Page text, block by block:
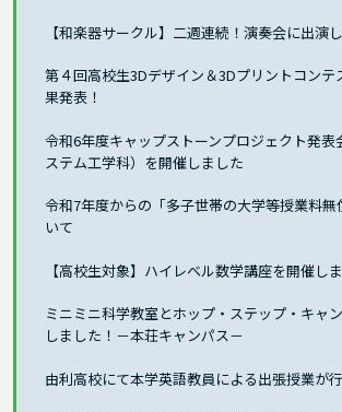
【和楽器サークル】二週連続！演奏会に出演
第４回高校生3Dデザイン＆3Dプリントコンテ
果発表！
令和6年度キャップストーンプロジェクト発表
ステム工学科）を開催しました
令和7年度からの「多子世帯の大学等授業料無
いて
【高校生対象】ハイレベル数学講座を開催し
ミニミニ科学教室とホップ・ステップ・キャ
しました！－本荘キャンパス－
由利高校にて本学英語教員による出張授業が